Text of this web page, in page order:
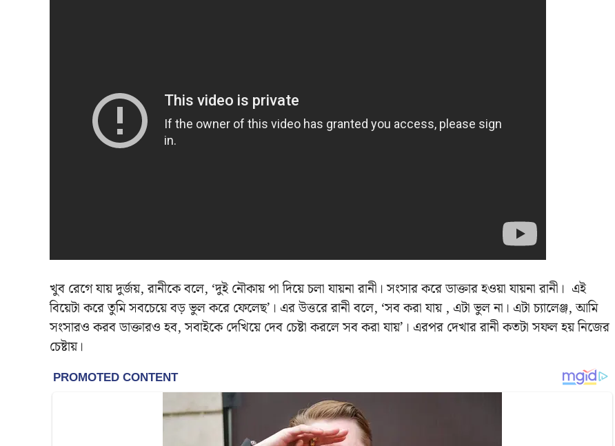
খুব রেগে যায় দুর্জয়, রানীকে বলে, ‘দুই নৌকায় পা দিয়ে চলা যায়না রানী। সংসার করে ডাক্তার হওয়া যায়না রানী। এই
বিয়েটা করে তুমি সবচেয়ে বড় ভুল করে ফেলেছ’। এর উত্তরে রানী বলে, ‘সব করা যায় , এটা ভুল না। এটা চ্যালেঞ্জ, আমি
সংসারও করব ডাক্তারও হব, সবাইকে দেখিয়ে দেব চেষ্টা করলে সব করা যায়’। এরপর দেখার রানী কতটা সফল হয় নিজের
চেষ্টায়।